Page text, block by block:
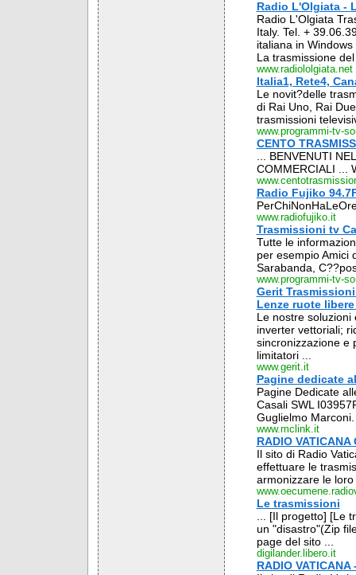
Radio L'Olgiata -
Radio L'Olgiata
Italy. Tel. +
italiana in
La trasmissione
www.radiololgiata.net
Italia1, Rete4,
Le novit?delle
di Rai Uno, Rai
trasmissioni
www.programmi-tv-
CENTO
... BENVENUTI
COMMERCIALI ...
Radio Fujiko
www.radiofujiko.it
Trasmissioni tv
Tutte le
per esempio Amici
Sarabanda,
www.programmi-tv-
Gerit
Lenze ruote
Le nostre soluzioni
inverter vettoriali;
sincronizzazione e
limitatori ...
www.gerit.it
Pagine dedicate
Pagine Dedicate
Casali SWL
Guglielmo
www.mclink.it
RADIO
Il sito di Radio
effettuare le
armonizzare le
Le trasmissioni
... [Il progetto] [Le
un "disastro"(Zip
page del sito ...
digilander.libero.it
RADIO